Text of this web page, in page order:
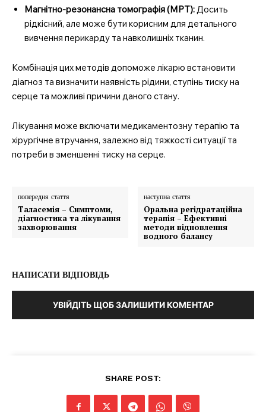
Магнітно-резонансна томографія (МРТ):Досить
рідкісний, але може бути корисним для детального
вивчення перикарду та навколишніх тканин.
Комбінація цих методів допоможе лікарю встановити
діагноз та визначити наявність рідини, ступінь тиску на
серце та можливі причини даного стану.
Лікування може включати медикаментозну терапію та
хірургічне втручання, залежно від тяжкості ситуації та
потреби в зменшенні тиску на серце.
попередня стаття
Таласемія – Симптоми,
діагностика та лікування
захворювання
наступна стаття
Оральна регідратаційна
терапія – Ефективні
методи відновлення
водного балансу
НАПИСАТИ ВІДПОВІДЬ
УВІЙДІТЬ ЩОБ ЗАЛИШИТИ КОМЕНТАР
SHARE POST: